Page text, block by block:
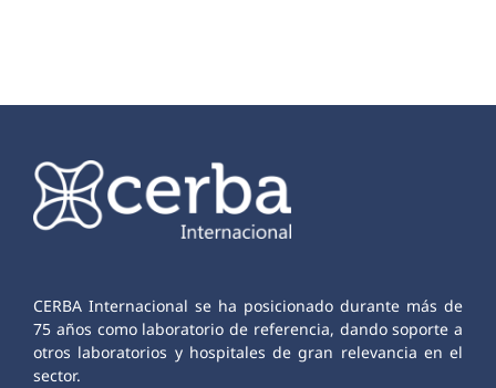
CERBA Internacional se ha posicionado durante más de
75 años como laboratorio de referencia, dando soporte a
otros laboratorios y hospitales de gran relevancia en el
sector.